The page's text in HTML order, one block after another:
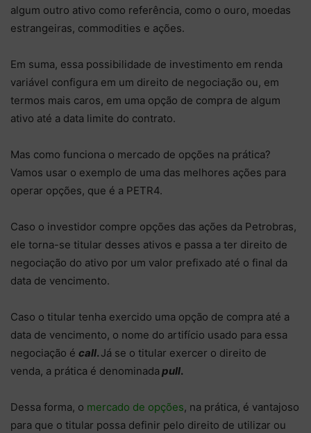
algum outro ativo como referência, como o ouro, moedas
estrangeiras, commodities e ações.
Em suma, essa possibilidade de investimento em renda
variável configura em um direito de negociação ou, em
termos mais caros, em uma opção de compra de algum
ativo até a data limite do contrato.
Mas como funciona o mercado de opções na prática?
Vamos usar o exemplo de uma das melhores ações para
operar opções, que é a PETR4.
Caso o investidor compre opções das ações da Petrobras,
ele torna-se titular desses ativos e passa a ter direito de
negociação do ativo por um valor prefixado até o final da
data de vencimento.
Caso o titular tenha exercido uma opção de compra até a
data de vencimento, o nome do artifício usado para essa
negociação é call. Já se o titular exercer o direito de
venda, a prática é denominada pull.
Dessa forma, o mercado de opções, na prática, é vantajoso
para que o titular possa definir pelo direito de utilizar ou